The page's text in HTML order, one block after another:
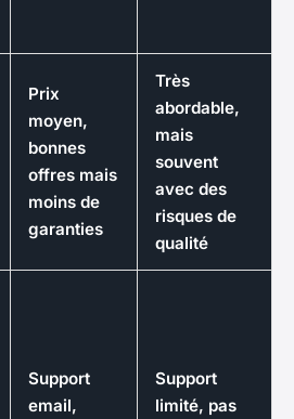
Prix
moyen,
bonnes
offres mais
moins de
garanties
Très
abordable,
mais
souvent
avec des
risques de
qualité
Support
email,
Support
limité, pas